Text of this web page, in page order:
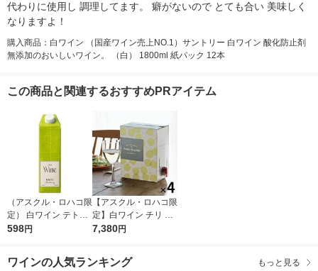
代わりに使用し 調理してます。 癖がないので とても合い 美味しく
なりますよ！
購入商品：白ワイン （国産ワイン売上NO.1）サントリー 白ワイン 酸化防止剤
無添加のおいしいワイン。 （白） 1800ml 紙パック 12本
この商品と関連するおすすめPRアイテム
（アスクル・ロハコ限
定） 白ワイン テトラ
ワイン チリ 紙パック
598円
【アスクル・ロハコ限
定】白ワイン チリ サ
ンタ レジーナ BIB シ
7,380円
ワインの人気ランキング もっと見る